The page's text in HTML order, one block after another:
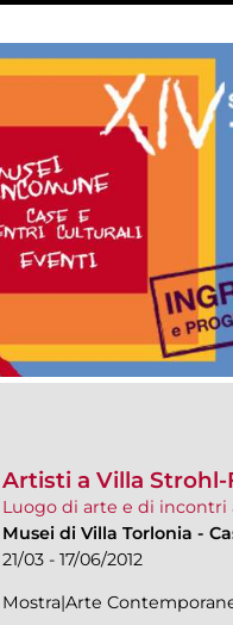
Artisti a Villa Strohl-
Luogo di arte e di incontri
Musei di Villa Torlonia -
21/03 - 17/06/2012
Mostra|Arte